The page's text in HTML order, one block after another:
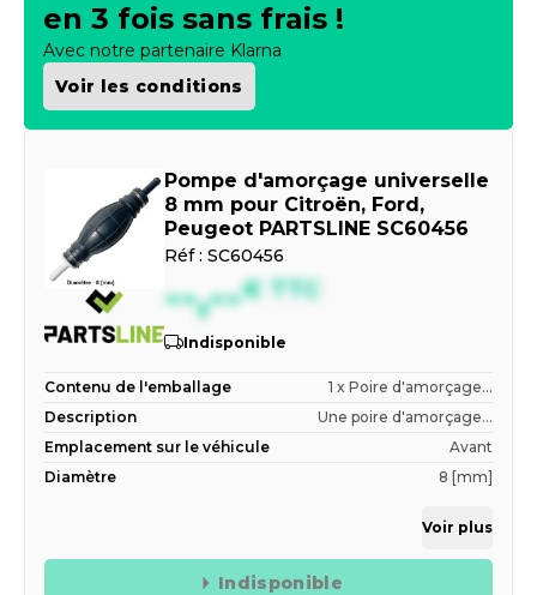
en 3 fois sans frais !
Avec notre partenaire Klarna
Voir les conditions
Pompe d'amorçage universelle
8 mm pour Citroën, Ford,
Peugeot PARTSLINE SC60456
Réf : SC60456
--,--€ TTC
Indisponible
Contenu de l'emballage
1 x Poire d'amorçage...
Description
Une poire d'amorçage...
Emplacement sur le véhicule
Avant
Diamètre
8 [mm]
Voir plus
Indisponible